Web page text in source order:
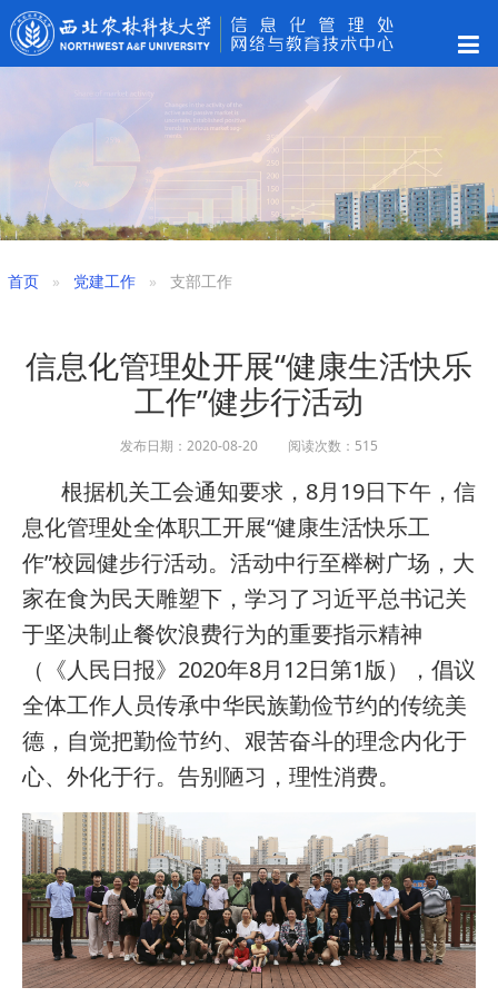
首页 党建工作 支部工作
信息化管理处开展“健康生活快乐
工作”健步行活动
发布日期：2020-08-20 阅读次数： 515
根据机关工会通知要求，8月19日下午，信
息化管理处全体职工开展“健康生活快乐工
作”校园健步行活动。活动中行至榉树广场，大
家在食为民天雕塑下，学习了习近平总书记关
于坚决制止餐饮浪费行为的重要指示精神
（《人民日报》2020年8月12日第1版），倡议
全体工作人员传承中华民族勤俭节约的传统美
德，自觉把勤俭节约、艰苦奋斗的理念内化于
心、外化于行。告别陋习，理性消费。